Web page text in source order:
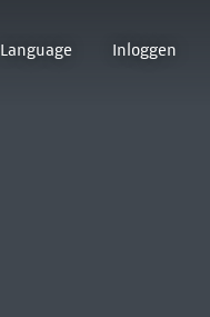
Language Inloggen